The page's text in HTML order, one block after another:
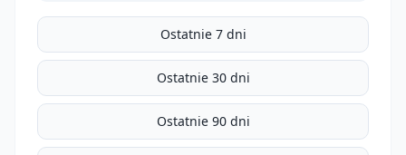
Ostatnie 7 dni
Ostatnie 30 dni
Ostatnie 90 dni